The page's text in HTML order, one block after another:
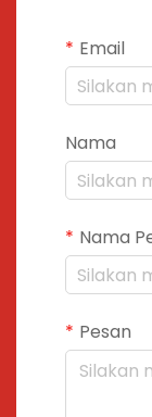
Email
Nama
Nama
Pesan